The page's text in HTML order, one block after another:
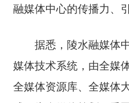
融媒体中心的传播力、
据悉，陵水融媒体
媒体技术系统，由全媒
全媒体资源库、全媒体